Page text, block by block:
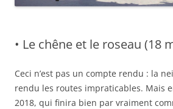
• Le chêne et le roseau (18
Ceci n’est pas un compte rendu : la
rendu les routes impraticables. Mais
2018, qui finira bien par vraiment